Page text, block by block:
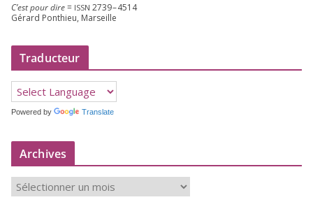
C’est pour dire= ISSN 2739–4514
Gérard Ponthieu, Marseille
Traducteur
Powered by Translate
Archives
r